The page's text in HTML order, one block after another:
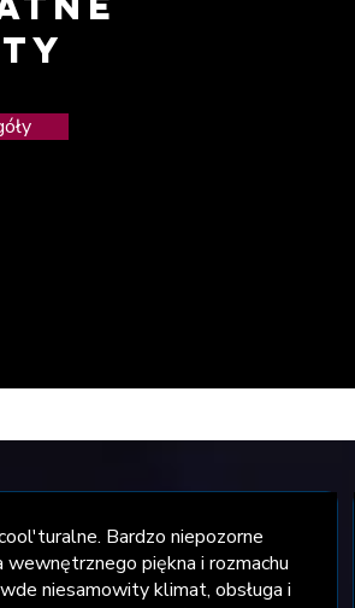
Bardzo niepozorne
piękna i rozmachu
niesamowity klimat, obsługa i